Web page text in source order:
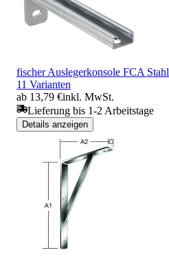
fischer Auslegerkonsole FCA Stahl
11 Varianten
ab 13,79 €inkl. MwSt.
Lieferung bis 1-2 Arbeitstage
Details anzeigen